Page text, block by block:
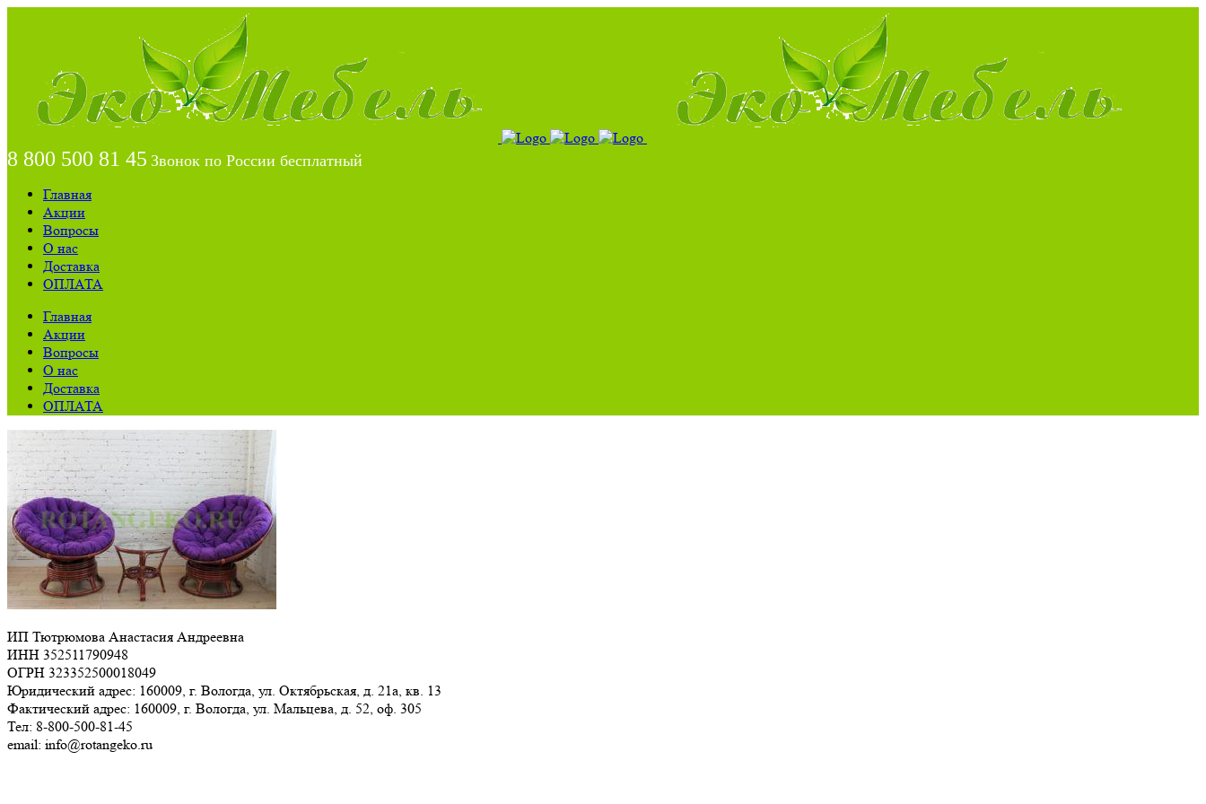
8 800 500 81 45 Звонок по России бесплатный
Главная
Акции
Вопросы
О нас
Доставка
ОПЛАТА
Главная
Акции
Вопросы
О нас
Доставка
ОПЛАТА
ИП Тютрюмова Анастасия Андреевна
ИНН 352511790948
ОГРН 323352500018049
Юридический адрес: 160009, г. Вологда, ул. Октябрьская, д. 21а, кв. 13
Фактический адрес: 160009, г. Вологда, ул. Мальцева, д. 52, оф. 305
Тел: 8-800-500-81-45
email: info@rotangeko.ru